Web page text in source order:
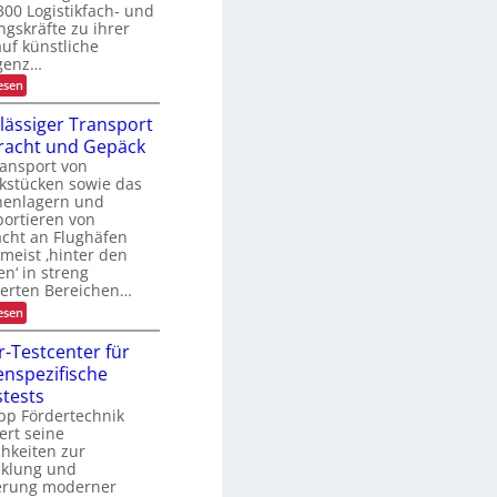
t
e
n
m
a
n
a
g
e
m
e
n
t
U
S
A
-
P
r
ä
s
e
n
z
Logistikfach- und
zu ihrer
künstliche
:
K
-
N
u
t
z
u
n
g
i
n
d
e
r
L
o
g
i
s
t
i
k
Transport
und Gepäck
von
sowie das
und
von
an Flughäfen
‚hinter den
in streng
Bereichen…
:
Z
v
e
r
l
ä
s
s
i
g
Testcenter für
Fördertechnik
seine
zur
und
moderner